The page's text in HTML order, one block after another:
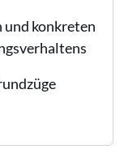
und konkreten